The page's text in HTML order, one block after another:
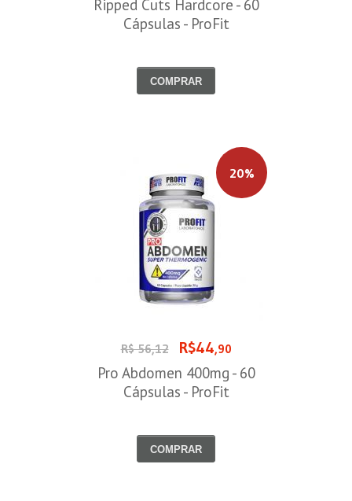
Ripped Cuts Hardcore - 60
Cápsulas - ProFit
COMPRAR
20%
R$ 56,12 R$44,90
Pro Abdomen 400mg - 60
Cápsulas - ProFit
COMPRAR